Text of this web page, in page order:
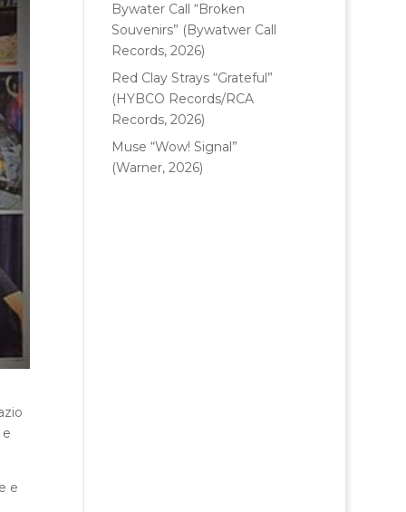
e
Bywater Call “Broken
Souvenirs” (Bywatwer Call
Records, 2026)
Red Clay Strays “Grateful”
(HYBCO Records/RCA
Records, 2026)
Muse “Wow! Signal”
(Warner, 2026)